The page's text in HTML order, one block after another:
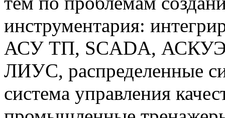
инструментария:
АСУ ТП, SCADA,
ЛИУС, распределенные
система управления